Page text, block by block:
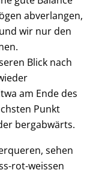
abverlangen,
wir nur den
Blick nach
am Ende des
Punkt
bergabwärts.
sehen
rot-weissen